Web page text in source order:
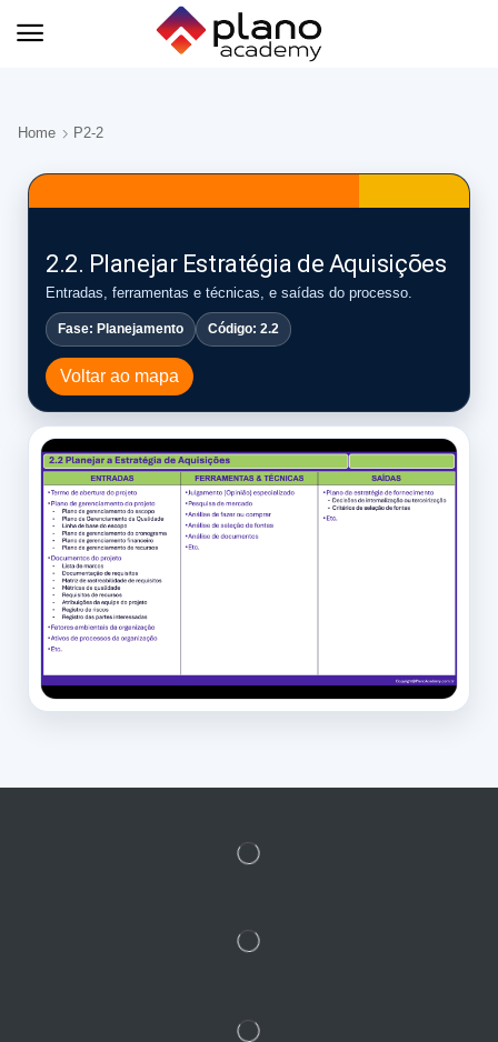
Home P2-2
2.2. Planejar Estratégia de Aquisições
Entradas, ferramentas e técnicas, e saídas do processo.
Fase: Planejamento Código: 2.2
Voltar ao mapa